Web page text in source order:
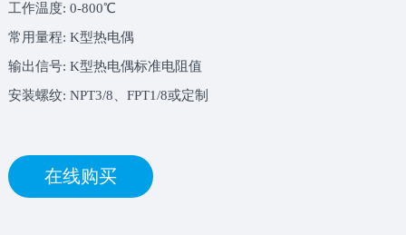
工作温度: 0-800℃
常用量程: K型热电偶
输出信号: K型热电偶标准电阻值
安装螺纹: NPT3/8、FPT1/8或定制
在线购买